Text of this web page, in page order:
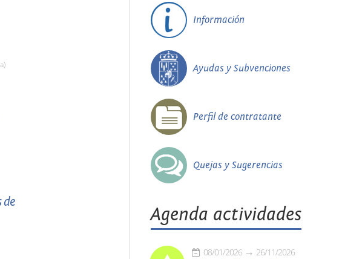
de
Información
Ayudas y Subvenciones
Perfil de contratante
Quejas y Sugerencias
Agenda actividades
08/01/2026 26/11/2026